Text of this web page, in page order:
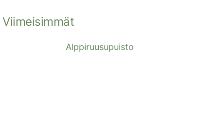
Viimeisimmät
Alppiruusupuisto